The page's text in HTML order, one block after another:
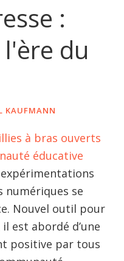
:
du
KAUFMANN
à bras ouverts
éducative
expérimentations
se
Nouvel outil pour
il est abordé d’une
positive par tous